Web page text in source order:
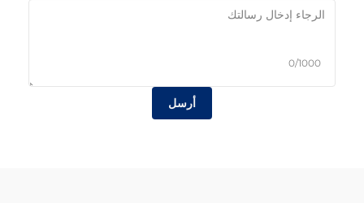
0/1000
أرسل